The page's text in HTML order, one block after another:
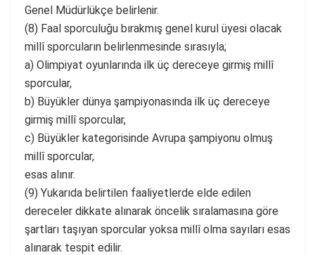
Genel Müdürlükçe belirlenir.
(8) Faal sporculuğu bırakmış genel kurul üyesi olacak
millî sporcuların belirlenmesinde sırasıyla;
a) Olimpiyat oyunlarında ilk üç dereceye girmiş millî
sporcular,
b) Büyükler dünya şampiyonasında ilk üç dereceye
girmiş millî sporcular,
c) Büyükler kategorisinde Avrupa şampiyonu olmuş
millî sporcular,
esas alınır.
(9) Yukarıda belirtilen faaliyetlerde elde edilen
dereceler dikkate alınarak öncelik sıralamasına göre
şartları taşıyan sporcular yoksa millî olma sayıları esas
alınarak tespit edilir.